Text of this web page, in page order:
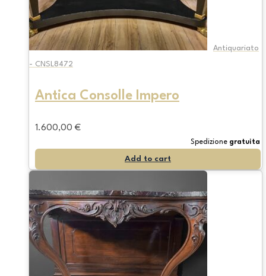
Antiquariato
- CNSL8472
Antica Consolle Impero
1.600,00 €
Spedizione gratuita
Add to cart